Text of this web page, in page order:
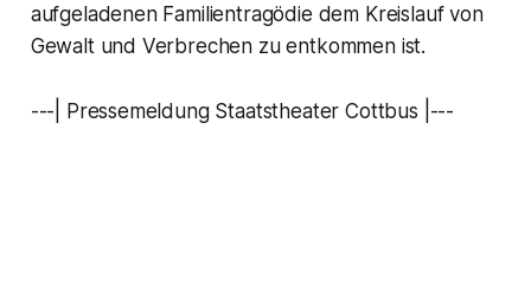
aufgeladenen Familientragödie dem Kreislauf von
Gewalt und Verbrechen zu entkommen ist.
---| Pressemeldung Staatstheater Cottbus |---